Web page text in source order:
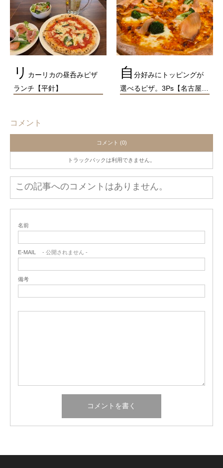
リ カーリカの昼呑みピザ
ランチ【平針】
自 分好みにトッピングが
選べるピザ。3Ps【名古屋…
コメント
コメント (0)
トラックバックは利用できません。
この記事へのコメントはありません。
名前
E-MAIL - 公開されません -
備考